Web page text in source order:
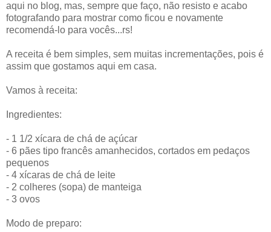
aqui no blog, mas, sempre que faço, não resisto e acabo
fotografando para mostrar como ficou e novamente
recomendá-lo para vocês...rs!
A receita é bem simples, sem muitas incrementações, pois é
assim que gostamos aqui em casa.
Vamos à receita:
Ingredientes:
- 1 1/2 xícara de chá de açúcar
- 6 pães tipo francês amanhecidos, cortados em pedaços
pequenos
- 4 xícaras de chá de leite
- 2 colheres (sopa) de manteiga
- 3 ovos
Modo de preparo: